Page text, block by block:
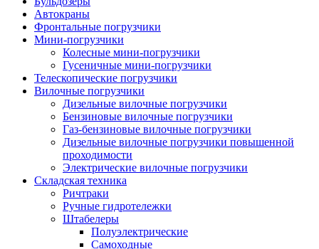
Автокраны
Фронтальные погрузчики
Мини-погрузчики
Колесные мини-погрузчики
Гусеничные мини-погрузчики
Телескопические погрузчики
Вилочные погрузчики
Дизельные вилочные погрузчики
Бензиновые вилочные погрузчики
Газ-бензиновые вилочные погрузчики
Дизельные вилочные погрузчики повышенной
проходимости
Электрические вилочные погрузчики
Складская техника
Ричтраки
Ручные гидротележки
Штабелеры
Полуэлектрические
Самоходные